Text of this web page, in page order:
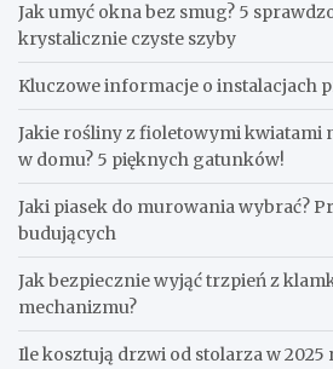
Jak umyć okna bez smug? 5
krystalicznie czyste szyby
Kluczowe informacje o instalacjach
Jakie rośliny z fioletowymi kwiatami
w domu? 5 pięknych gatunków!
Jaki piasek do murowania wybrać?
budujących
Jak bezpiecznie wyjąć trzpień z
mechanizmu?
Ile kosztują drzwi od stolarza w